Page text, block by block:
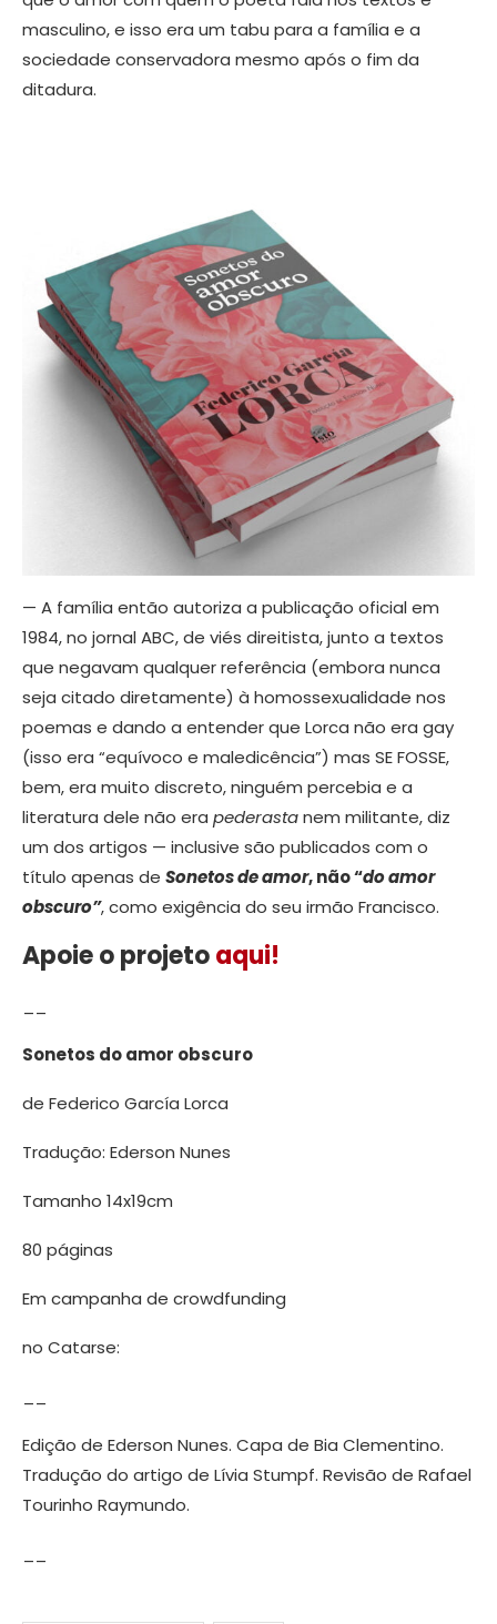
masculino, e isso era um tabu para a família e a
sociedade conservadora mesmo após o fim da
ditadura.
— A família então autoriza a publicação oficial em
1984, no jornal ABC, de viés direitista, junto a textos
que negavam qualquer referência (embora nunca
seja citado diretamente) à homossexualidade nos
poemas e dando a entender que Lorca não era gay
(isso era “equívoco e maledicência”) mas SE FOSSE,
bem, era muito discreto, ninguém percebia e a
literatura dele não era pederastanem militante, diz
um dos artigos — inclusive são publicados com o
título apenas de Sonetos de amor, não “do amor
obscuro”, como exigência do seu irmão Francisco.
Apoie o projetoaqui!
Sonetos do amor obscuro
de Federico García Lorca
Tradução: Ederson Nunes
Tamanho 14x19cm
80 páginas
Em campanha de crowdfunding
no Catarse:
Edição de Ederson Nunes. Capa de Bia Clementino.
Tradução do artigo de Lívia Stumpf. Revisão de Rafael
Tourinho Raymundo.